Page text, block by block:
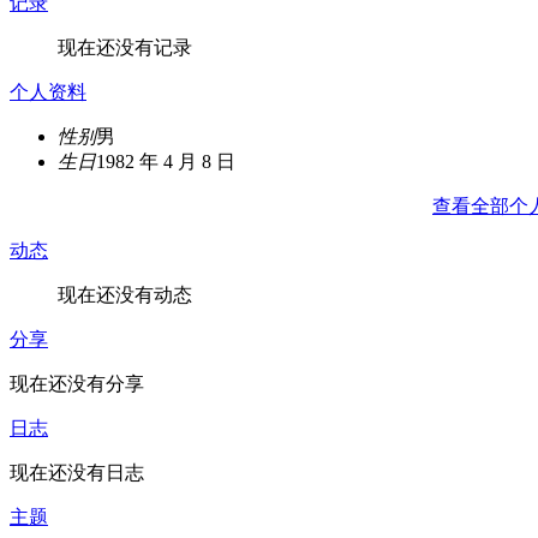
现在还没有记录
个人资料
性别男
生日1982 年 4 月 8 日
查看全部个
动态
现在还没有动态
分享
现在还没有分享
日志
现在还没有日志
主题